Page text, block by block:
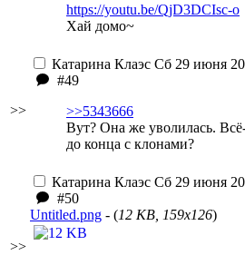
https://youtu.be/QjD3DCIsc-o
Хай домо~
>>
Катарина Клаэс Сб 29 июня
#49
>>5343666
Вут? Она же уволилась.
до конца с клонами?
>>
Катарина Клаэс Сб 29 июня
#50
Untitled.png - (12 KB, 159x126)